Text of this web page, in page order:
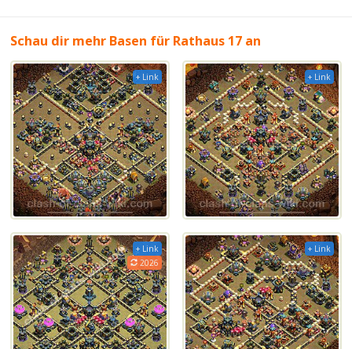
Schau dir mehr Basen für Rathaus 17 an
+ Link + Link
+ Link
2026
+ Link